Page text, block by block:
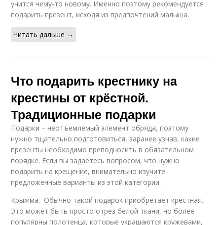
учится чему-то новому. Именно поэтому рекомендуется
подарить презент, исходя из предпочтений малыша.
Читать дальше →
Что подарить крестнику на
крестины от крёстной.
Традиционные подарки
Подарки – неотъемлемый элемент обряда, поэтому
нужно тщательно подготовиться, заранее узнав, какие
презенты необходимо преподносить в обязательном
порядке. Если вы задаетесь вопросом, что нужно
подарить на крещение, внимательно изучите
предложенные варианты из этой категории.
Крыжма. Обычно такой подарок приобретает крестная.
Это может быть просто отрез белой ткани, но более
популярны полотенца, которые украшаются кружевами,